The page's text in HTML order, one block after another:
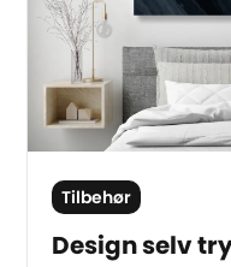
Tilbehør
Design selv